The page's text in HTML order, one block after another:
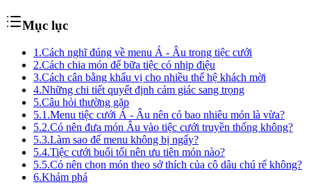
Mục lục
1.Cách nghĩ đúng về menu Á - Âu trong tiệc cưới
2.Cách chia món để bữa tiệc có nhịp điệu
3.Cách cân bằng khẩu vị cho nhiều thế hệ khách mời
4.Những chi tiết quyết định cảm giác sang trọng
5.Câu hỏi thường gặp
5.1.Menu tiệc cưới Á - Âu nên có bao nhiêu món là vừa?
5.2.Có nên đưa món Âu vào tiệc cưới truyền thống không?
5.3.Làm sao để menu không bị ngấy?
5.4.Tiệc cưới buổi tối nên ưu tiên món nào?
5.5.Có nên chọn món theo sở thích của cô dâu chú rể không?
6.Khám phá